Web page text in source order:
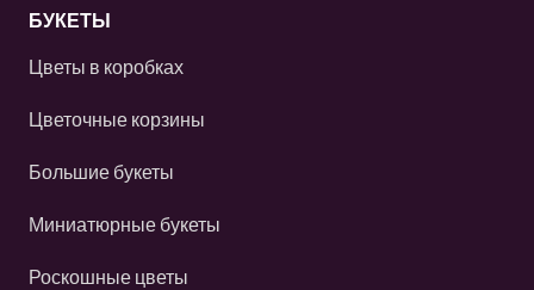
БУКЕТЫ
Цветы в коробках
Цветочные корзины
Большие букеты
Миниатюрные букеты
Роскошные цветы